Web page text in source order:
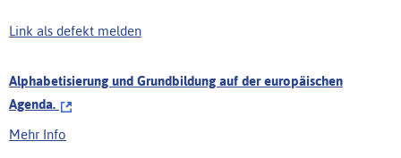
Link als defekt melden
Alphabetisierung und Grundbildung auf der europäischen
Agenda.
Mehr Info